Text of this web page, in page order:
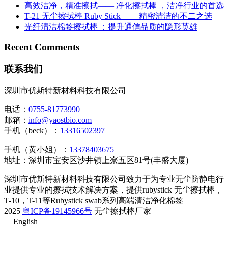
高效洁净，精准擦拭—— 净化擦拭棒 ，洁净行业的首选
T-21 无尘擦拭棒 Ruby Stick ——精密清洁的不二之选
光纤清洁棉签擦拭棒 ：提升通信品质的隐形英雄
Recent Comments
联系我们
深圳市优斯特新材料科技有限公司
电话： 0755-81773990
邮箱： info@yaostbio.com
手机（beck）： 13316502397
手机（黄小姐）： 13378403675
地址：深圳市宝安区沙井镇上寮五区81号(丰盛大厦)
深圳市优斯特新材料科技有限公司致力于为专业无尘防静电行
业提供专业的擦拭技术解决方案，提供rubystick 无尘擦拭棒，
T-10，T-11等Rubystick swab系列高端清洁净化棉签
2025 粤ICP备19145966号 无尘擦拭棒厂家
English